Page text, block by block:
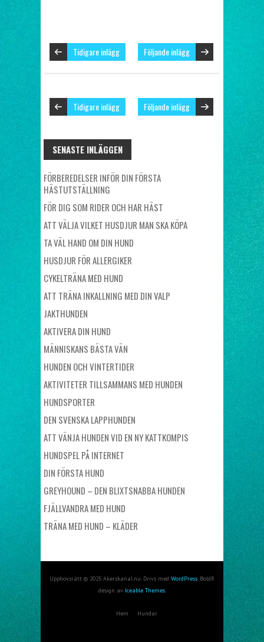
Tidigare inlägg Följande inlägg
Tidigare inlägg Följande inlägg
SENASTE INLÄGGEN
FÖRBEREDELSER INFÖR DIN FÖRSTA
HÄSTUTSTÄLLNING
FÖR DIG SOM RIDER OCH HAR HÄST
ATT VÄLJA VILKET HUSDJUR MAN SKA KÖPA
TA VÄL HAND OM DIN HUND
HUSDJUR FÖR ALLERGIKER
CYKELTRÄNA MED HUND
ATT TRÄNA INKALLNING MED DIN VALP
JAKTHUNDEN
AKTIVERA DIN HUND
MÄNNISKANS BÄSTA VÄN
HUNDEN OCH VINTERTIDER
AKTIVITETER TILLSAMMANS MED HUNDEN
HUNDSPORTER
DEN SVENSKA LAPPHUNDEN
ATT VÄNJA HUNDEN VID EN NY KATTKOMPIS
HUNDSPEL PÅ INTERNET
DIN FÖRSTA HUND
GREYHOUND – DEN BLIXTSNABBA HUNDEN
FJÄLLVANDRA MED HUND
TRÄNA MED HUND – KLÄDER
Upphovsrätt © 2025 Akerskanal.nu. Drivs med WordPress. BoldR
design av Iceable Themes.
Hem Hundar